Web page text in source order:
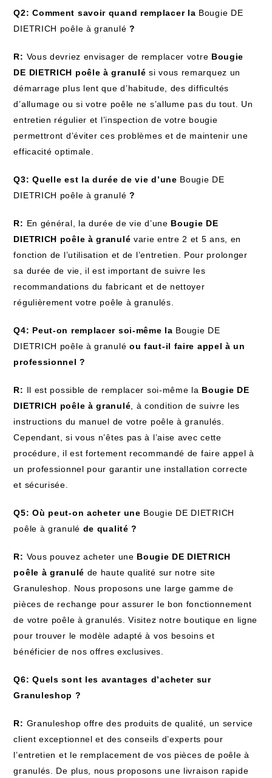
Q2: Comment savoir quand remplacer la Bougie DE
DIETRICH poêle à granulé ?
R: Vous devriez envisager de remplacer votre Bougie
DE DIETRICH poêle à granulé si vous remarquez un
démarrage plus lent que d’habitude, des difficultés
d’allumage ou si votre poêle ne s’allume pas du tout. Un
entretien régulier et l’inspection de votre bougie
permettront d’éviter ces problèmes et de maintenir une
efficacité optimale.
Q3: Quelle est la durée de vie d’une Bougie DE
DIETRICH poêle à granulé ?
R: En général, la durée de vie d’une Bougie DE
DIETRICH poêle à granulé varie entre 2 et 5 ans, en
fonction de l’utilisation et de l’entretien. Pour prolonger
sa durée de vie, il est important de suivre les
recommandations du fabricant et de nettoyer
régulièrement votre poêle à granulés.
Q4: Peut-on remplacer soi-même la Bougie DE
DIETRICH poêle à granulé ou faut-il faire appel à un
professionnel ?
R: Il est possible de remplacer soi-même la Bougie DE
DIETRICH poêle à granulé , à condition de suivre les
instructions du manuel de votre poêle à granulés.
Cependant, si vous n’êtes pas à l’aise avec cette
procédure, il est fortement recommandé de faire appel à
un professionnel pour garantir une installation correcte
et sécurisée.
Q5: Où peut-on acheter une Bougie DE DIETRICH
poêle à granulé de qualité ?
R: Vous pouvez acheter une Bougie DE DIETRICH
poêle à granulé de haute qualité sur notre site
Granuleshop. Nous proposons une large gamme de
pièces de rechange pour assurer le bon fonctionnement
de votre poêle à granulés. Visitez notre boutique en ligne
pour trouver le modèle adapté à vos besoins et
bénéficier de nos offres exclusives.
Q6: Quels sont les avantages d’acheter sur
Granuleshop ?
R: Granuleshop offre des produits de qualité, un service
client exceptionnel et des conseils d’experts pour
l’entretien et le remplacement de vos pièces de poêle à
granulés. De plus, nous proposons une livraison rapide